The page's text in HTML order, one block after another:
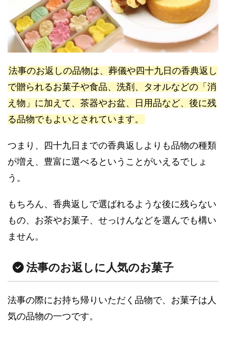
法事のお返しの品物は、葬儀や四十九日の香典返し
で贈られるお菓子や食品、洗剤、タオルなどの「消
え物」に加えて、茶器やお盆、日用品など、後に残
る品物でもよいとされています。
つまり、四十九日までの香典返しよりも品物の種類
が増え、豊富に選べるということがいえるでしょ
う。
もちろん、香典返しで選ばれるような後に残らない
もの、お茶やお菓子、せっけんなどを選んでも構い
ません。
法事のお返しに人気のお菓子
法事の際にお持ち帰りいただく品物で、お菓子は人
気の品物の一つです。